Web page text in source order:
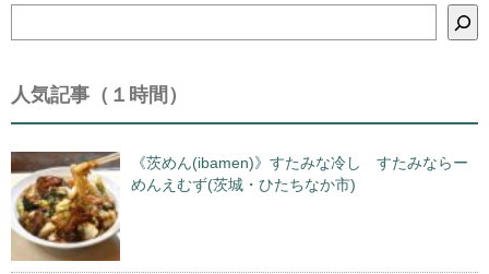
索
人気記事（１時間）
《茨めん(ibamen)》すたみな冷し すたみならー
めんえむず(茨城・ひたちなか市)